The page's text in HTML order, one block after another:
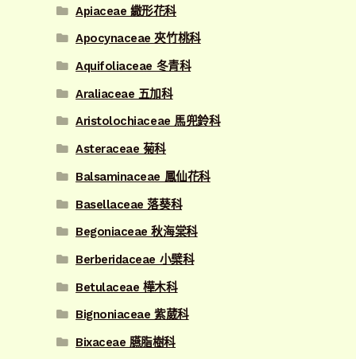
Apiaceae 繖形花科
Apocynaceae 夾竹桃科
Aquifoliaceae 冬青科
Araliaceae 五加科
Aristolochiaceae 馬兜鈴科
Asteraceae 菊科
Balsaminaceae 鳳仙花科
Basellaceae 落葵科
Begoniaceae 秋海棠科
Berberidaceae 小檗科
Betulaceae 樺木科
Bignoniaceae 紫葳科
Bixaceae 臙脂樹科